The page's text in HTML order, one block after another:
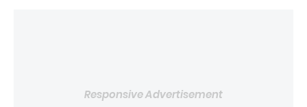
Responsive Advertisement